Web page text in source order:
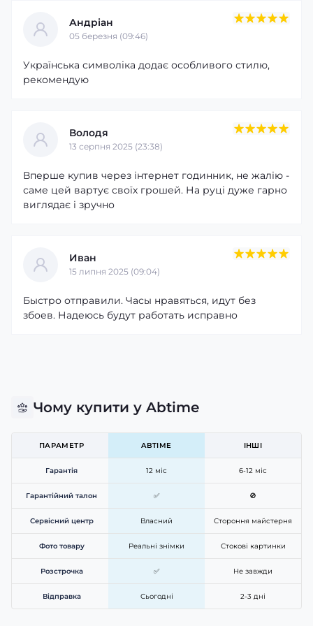
Андріан
05 березня (09:46)
Українська символіка додає особливого стилю,
рекомендую
Володя
13 серпня 2025 (23:38)
Вперше купив через інтернет годинник, не жалію -
саме цей вартує своїх грошей. На руці дуже гарно
виглядає і зручно
Иван
15 липня 2025 (09:04)
Быстро отправили. Часы нравяться, идут без
збоев. Надеюсь будут работать исправно
Чому купити у Abtime
ПАРАМЕТР ABTIME ІНШІ
Гарантія 12 міс 6-12 міс
Гарантійний талон ✅ 🚫
Сервісний центр Власний Стороння майстерня
Фото товару Реальні знімки Стокові картинки
Розстрочка ✅ Не завжди
Відправка Сьогодні 2-3 дні